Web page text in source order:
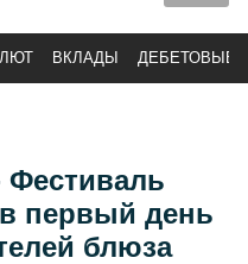
ВКЛАДЫ ДЕБЕТОВЫЕ
Фестиваль
первый день
блюза